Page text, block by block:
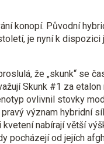
konopí. Původní
je nyní k dispozici
že „skunk“ se
Skunk #1 za etalon
ovlivnil stovky
význam hybridní
nabírají větší
pocházejí od jejích